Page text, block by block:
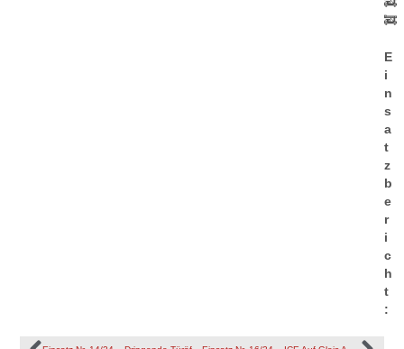
🚒
🚒
E
i
n
s
a
t
z
b
e
r
i
c
h
t
: